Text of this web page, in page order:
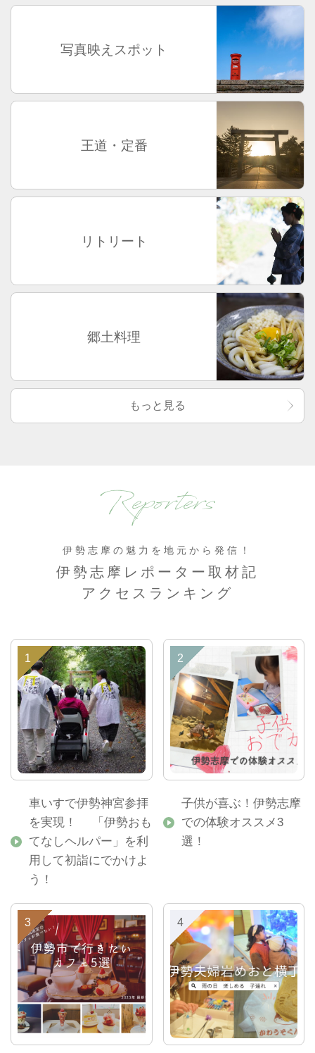
写真映えスポット
王道・定番
リトリート
郷土料理
もっと見る
Reporters
伊勢志摩の魅力を地元から発信！
伊勢志摩レポーター取材記
アクセスランキング
車いすで伊勢神宮参拝
を実現！ 「伊勢おも
てなしヘルパー」を利
用して初詣にでかけよ
う！
子供が喜ぶ！伊勢志摩
での体験オススメ3
選！